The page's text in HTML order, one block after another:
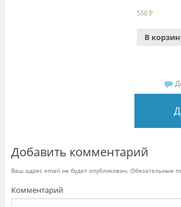
550Р
В
Добавить комментарий
Ваш адрес email не будет опубликован. Обязательные
Комментарий